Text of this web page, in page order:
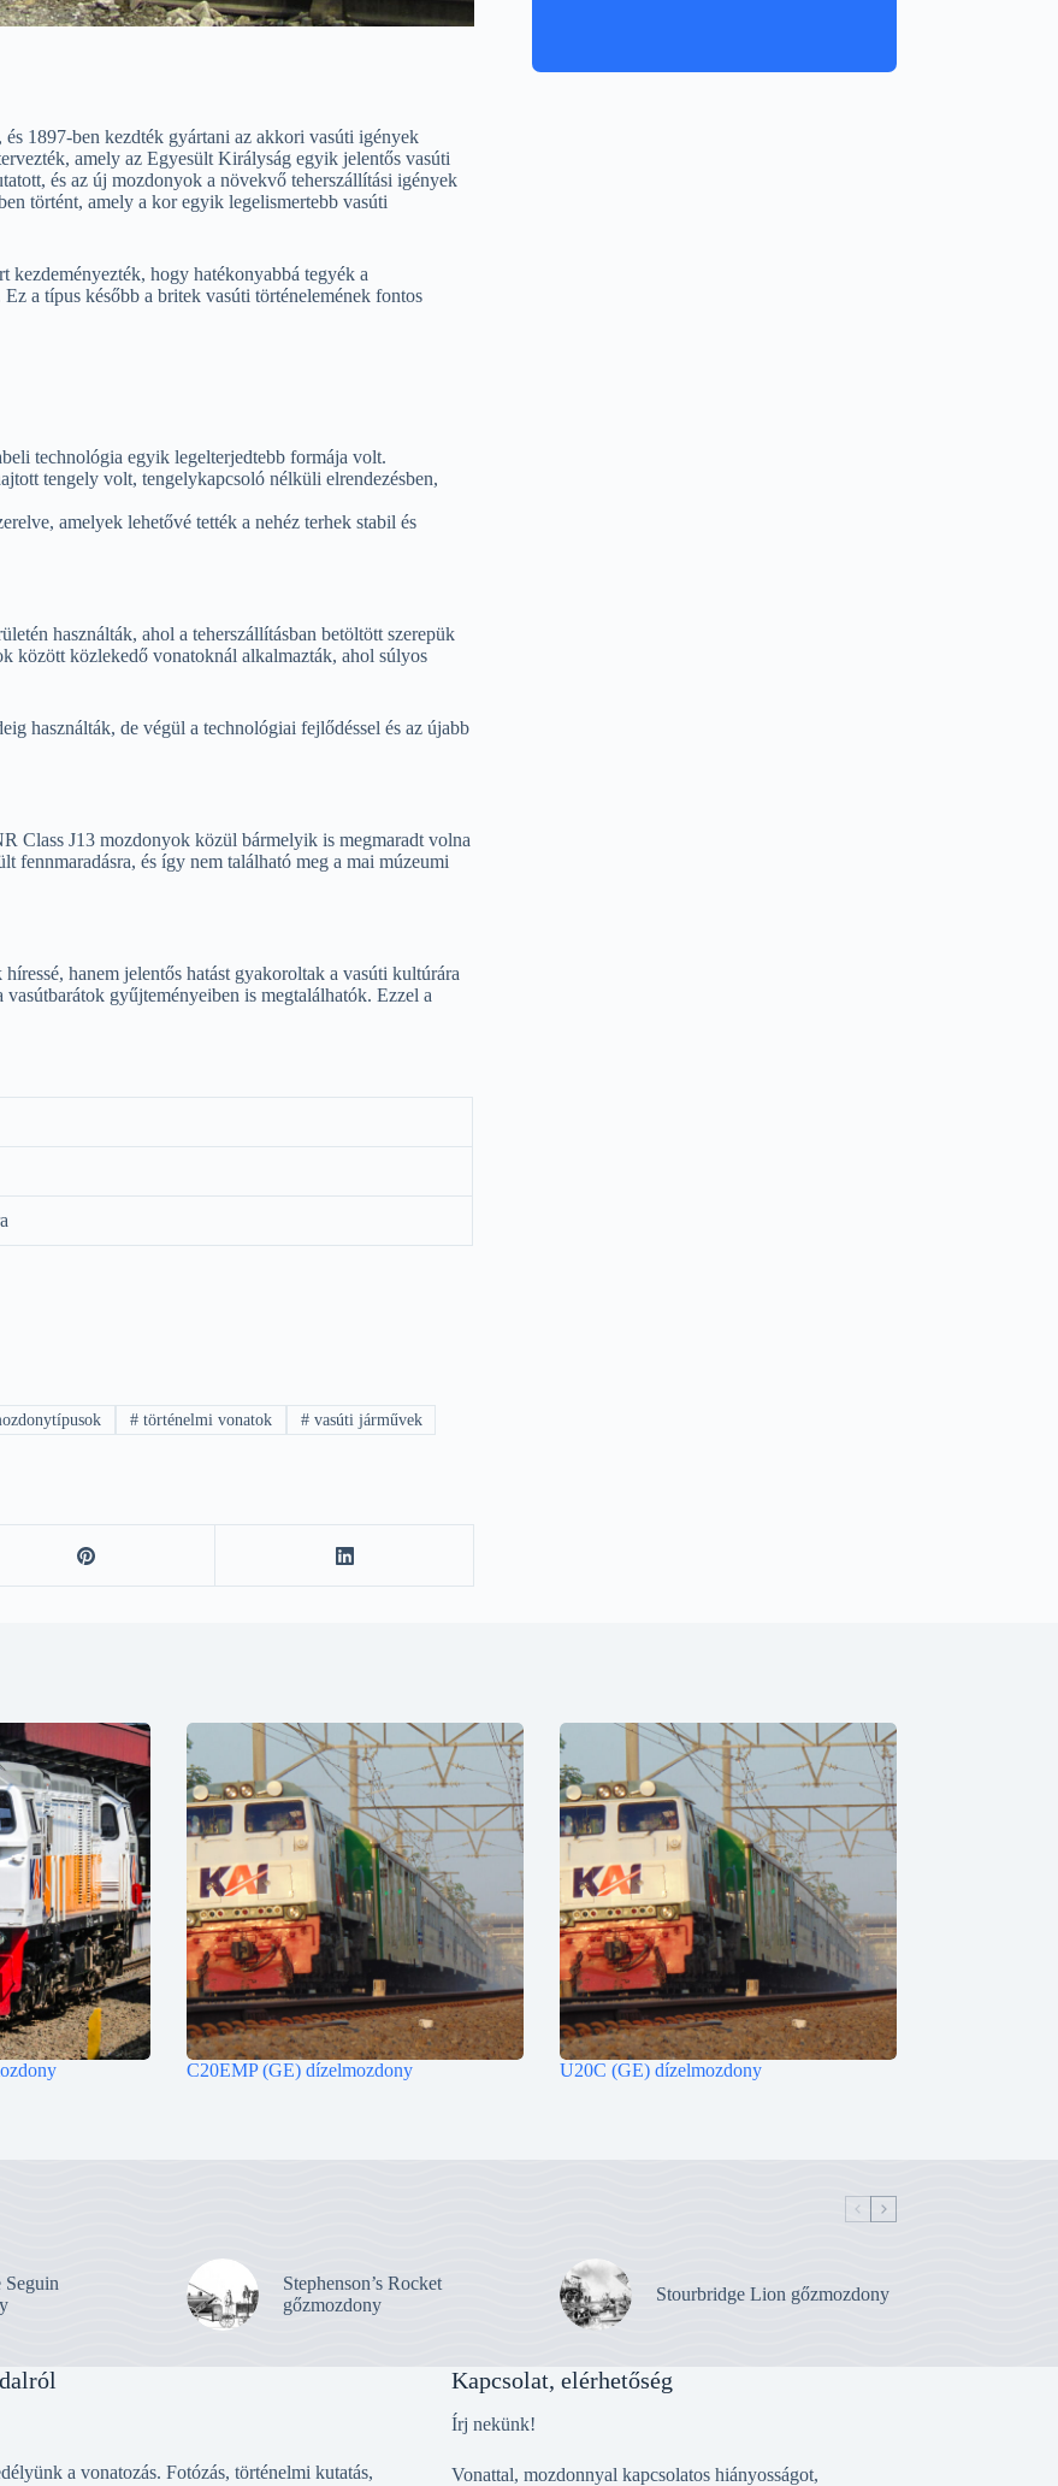
1897-ben kezdték gyártani az akkori vasúti igények
amely az Egyesült Királyság egyik jelentős vasúti
és az új mozdonyok a növekvő teherszállítási igények
történt, amely a kor egyik legelismertebb vasúti
kezdeményezték, hogy hatékonyabbá tegyék a
a típus később a britek vasúti történelemének fontos
technológia egyik legelterjedtebb formája volt.
tengely volt, tengelykapcsoló nélküli elrendezésben,
amelyek lehetővé tették a nehéz terhek stabil és
használták, ahol a teherszállításban betöltött szerepük
között közlekedő vonatoknál alkalmazták, ahol súlyos
használták, de végül a technológiai fejlődéssel és az újabb
Class J13 mozdonyok közül bármelyik is megmaradt volna
fennmaradásra, és így nem található meg a mai múzeumi
hanem jelentős hatást gyakoroltak a vasúti kultúrára
gyűjteményeiben is megtalálhatók. Ezzel a
#történelmi vonatok #vasúti járművek
C20EMP (GE) dízelmozdony U20C (GE) dízelmozdony
Stephenson’s Rocket
gőzmozdony
Stourbridge Lion gőzmozdony
a vonatozás. Fotózás, történelmi kutatás,
Kapcsolat, elérhetőség
Írj nekünk!
Vonattal, mozdonnyal kapcsolatos hiányosságot,